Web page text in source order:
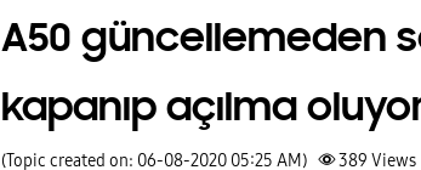
A50 güncellemeden
kapanıp açılma
(Topic created on: 06-08-2020 05:25 AM) 389 Views